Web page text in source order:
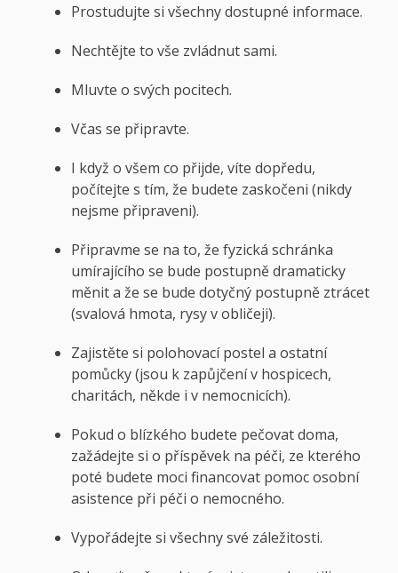
Prostudujte si všechny dostupné informace.
Nechtějte to vše zvládnut sami.
Mluvte o svých pocitech.
Včas se připravte.
I když o všem co přijde, víte dopředu,
počítejte s tím, že budete zaskočeni (nikdy
nejsme připraveni).
Připravme se na to, že fyzická schránka
umírajícího se bude postupně dramaticky
měnit a že se bude dotyčný postupně ztrácet
(svalová hmota, rysy v obličeji).
Zajistěte si polohovací postel a ostatní
pomůcky (jsou k zapůjčení v hospicech,
charitách, někde i v nemocnicích).
Pokud o blízkého budete pečovat doma,
zažádejte si o příspěvek na péči, ze kterého
poté budete moci financovat pomoc osobní
asistence při péči o nemocného.
Vypořádejte si všechny své záležitosti.